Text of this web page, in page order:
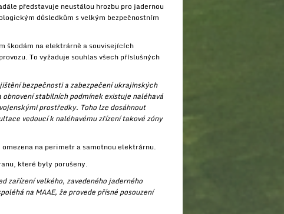
představuje neustálou hrozbu pro jadernou
důsledkům s velkým bezpečnostním
škodám na elektrárně a souvisejících
To vyžaduje souhlas všech příslušných
bezpečnosti a zabezpečení ukrajinských
stabilních podmínek existuje naléhavá
prostředky. Toho lze dosáhnout
vedoucí k naléhavému zřízení takové zóny
na perimetr a samotnou elektrárnu.
které byly porušeny.
zařízení velkého, zavedeného jaderného
na MAAE, že provede přísné posouzení